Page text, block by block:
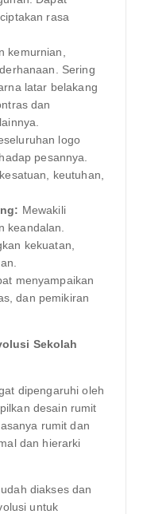
rasa
kemurnian,
Sering
latar belakang
dan
logo
pesannya.
keutuhan,
Mewakili
keandalan.
kekuatan,
menyampaikan
dan pemikiran
Sekolah
dipengaruhi oleh
desain rumit
rumit dan
dan hierarki
diakses dan
untuk